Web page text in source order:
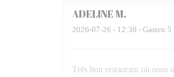
ADELINEM
2026-07-26 - 12:30 - Gasten 5
Très bon restaurant où nous